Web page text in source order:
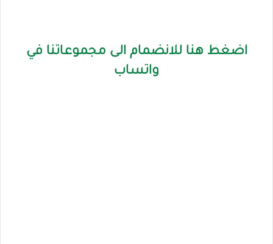
اضغط هنا للانضمام الى مجموعاتنا في
واتساب